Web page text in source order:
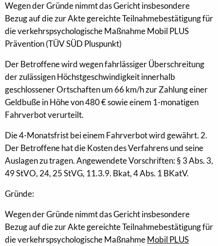
Wegen der Gründe nimmt das Gericht insbesondere
Bezug auf die zur Akte gereichte Teilnahmebestätigung für
die verkehrspsychologische Maßnahme Mobil PLUS
Prävention (TÜV SÜD Pluspunkt)
Der Betroffene wird wegen fahrlässiger Überschreitung
der zulässigen Höchstgeschwindigkeit innerhalb
geschlossener Ortschaften um 66 km/h zur Zahlung einer
Geldbuße in Höhe von 480 € sowie einem 1-monatigen
Fahrverbot verurteilt.
Die 4-Monatsfrist bei einem Fahrverbot wird gewährt. 2.
Der Betroffene hat die Kosten des Verfahrens und seine
Auslagen zu tragen. Angewendete Vorschriften: § 3 Abs. 3,
49 StVO, 24, 25 StVG, 11.3.9. Bkat, 4 Abs. 1 BKatV.
Gründe:
Wegen der Gründe nimmt das Gericht insbesondere
Bezug auf die zur Akte gereichte Teilnahmebestätigung für
die verkehrspsychologische MaßnahmeMobil PLUS